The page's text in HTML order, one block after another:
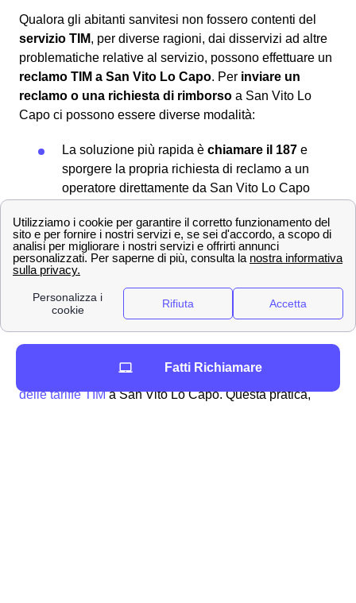
Qualora gli abitanti sanvitesi non fossero contenti del
servizio TIM, per diverse ragioni, dai disservizi ad altre
problematiche relative al servizio, possono effettuare un
reclamo TIM a San Vito Lo Capo. Per inviare un
reclamo o una richiesta di rimborso a San Vito Lo
Capo ci possono essere diverse modalità:
La soluzione più rapida è chiamare il 187 e
sporgere la propria richiesta di reclamo a un
operatore direttamente da San Vito Lo Capo
elettronica certificata PECall'indirizzo
[email protected]
Oppure inviare una raccomandata
Clienti, Casella Postale 555, 00054
richiesta di rimborso o di recesso è larimodulazione
delle tariffe TIMa San Vito Lo Capo. Questa pratica,
Fatti Richiamare